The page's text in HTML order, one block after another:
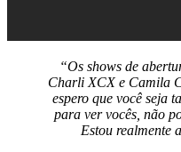
“Os shows de
Charli XCX e Camila
espero que você seja
para ver vocês, não
Estou realmente